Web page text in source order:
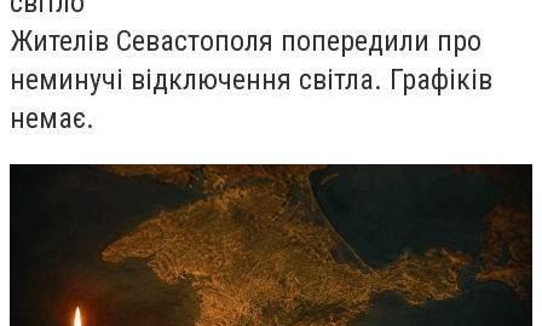
Жителів Севастополя попередили про
неминучі відключення світла. Графіків
немає.